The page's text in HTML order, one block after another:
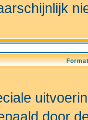
door